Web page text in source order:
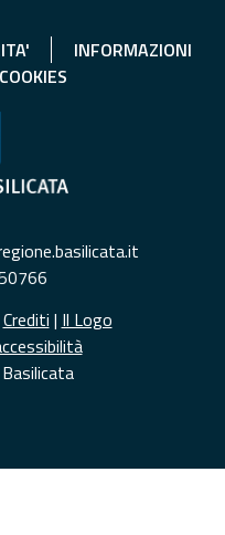
INFORMAZIONI
COOKIES
Crediti | Il Logo